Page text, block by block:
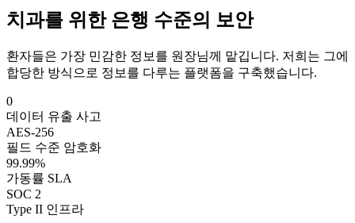
치과를 위한 은행 수준의 보안
환자들은 가장 민감한 정보를 원장님께 맡깁니다. 저희는 그에
합당한 방식으로 정보를 다루는 플랫폼을 구축했습니다.
0
데이터 유출 사고
AES-256
필드 수준 암호화
99.99%
가동률 SLA
SOC 2
Type II 인프라